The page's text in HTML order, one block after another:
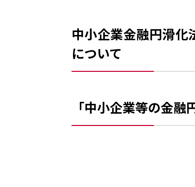
中小企業金融円滑化
について
「中小企業等の金